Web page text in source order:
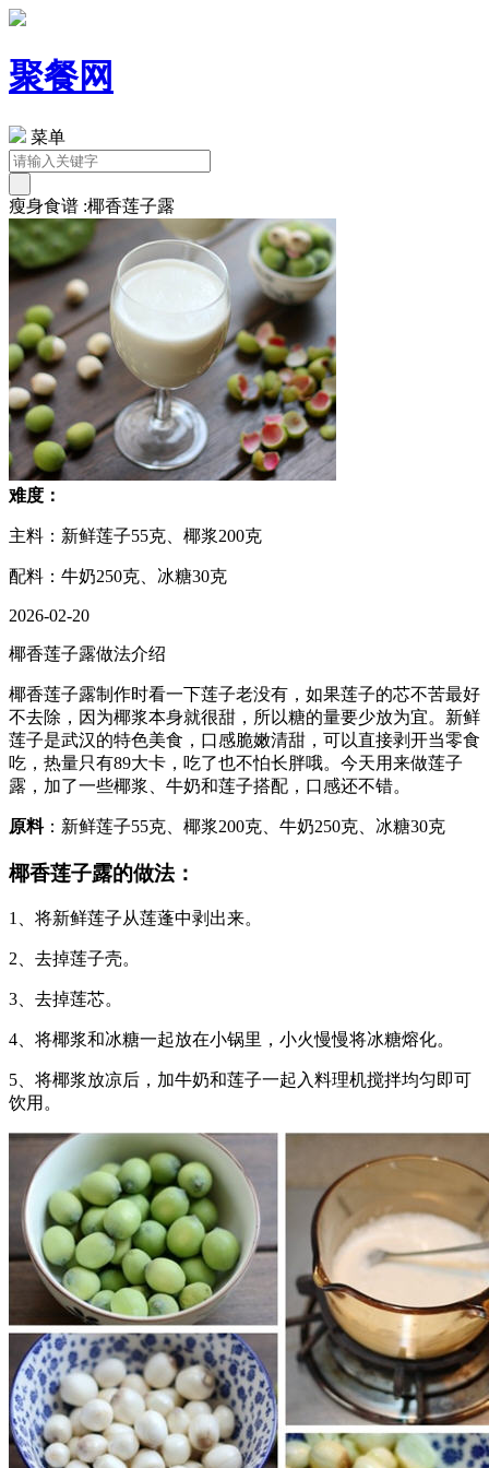
聚餐网
菜单
瘦身食谱 :椰香莲子露
难度：
主料：新鲜莲子55克、椰浆200克
配料：牛奶250克、冰糖30克
2026-02-20
椰香莲子露做法介绍
椰香莲子露制作时看一下莲子老没有，如果莲子的芯不苦最好
不去除，因为椰浆本身就很甜，所以糖的量要少放为宜。新鲜
莲子是武汉的特色美食，口感脆嫩清甜，可以直接剥开当零食
吃，热量只有89大卡，吃了也不怕长胖哦。今天用来做莲子
露，加了一些椰浆、牛奶和莲子搭配，口感还不错。
原料：新鲜莲子55克、椰浆200克、牛奶250克、冰糖30克
椰香莲子露的做法：
1、将新鲜莲子从莲蓬中剥出来。
2、去掉莲子壳。
3、去掉莲芯。
4、将椰浆和冰糖一起放在小锅里，小火慢慢将冰糖熔化。
5、将椰浆放凉后，加牛奶和莲子一起入料理机搅拌均匀即可
饮用。